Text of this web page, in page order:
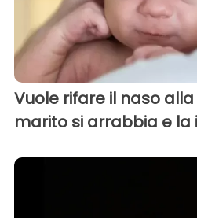
Vuole rifare il naso
marito si arrabbia e la